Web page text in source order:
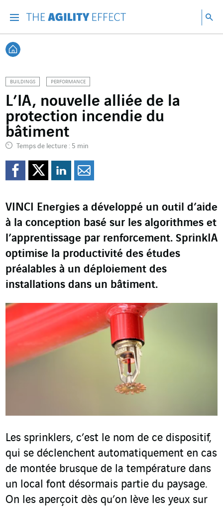
Retour à l'accueil
BUILDINGS PERFORMANCE
L’IA, nouvelle alliée de la
protection incendie du
bâtiment
Temps de lecture : 5 min
Partager sur Facebook
Partager sur Twitter
Partager sur
VINCI Energies a développé un outil d’aide
à la conception basé sur les algorithmes et
l’apprentissage par renforcement. SprinkIA
optimise la productivité des études
préalables à un déploiement des
installations dans un bâtiment.
Les sprinklers, c’est le nom de ce dispositif,
qui se déclenchent automatiquement en cas
de montée brusque de la température dans
un local font désormais partie du paysage.
On les aperçoit dès qu’on lève les yeux sur